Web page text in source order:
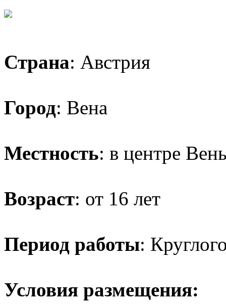
Страна: Австрия
Город: Вена
Местность: в центре
Возраст: от 16 лет
Период работы:
Условия размещения: